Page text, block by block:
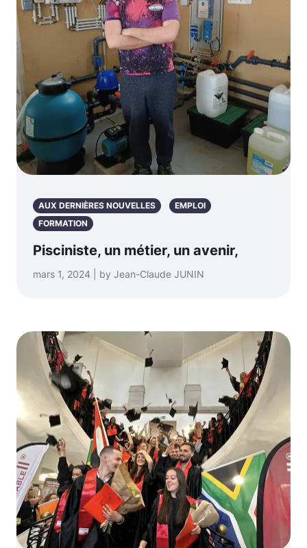
AUX DERNIÈRES NOUVELLES
EMPLOI
FORMATION
Pisciniste, un métier, un avenir,
mars 1, 2024 | by Jean-Claude JUNIN